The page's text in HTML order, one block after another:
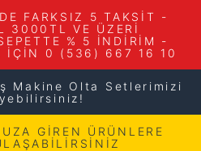
FARKSIZ 5 TAKSİT -
3000TL VE ÜZERİ
% 5 İNDİRİM -
İÇİN 0 (536) 667 16 10
Makine Olta Setlerimizi
GİREN ÜRÜNLERE